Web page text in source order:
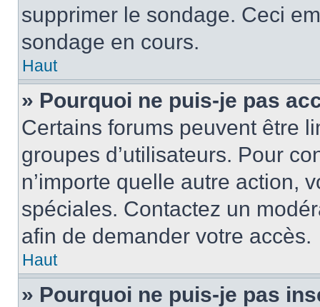
supprimer le sondage. Ceci
sondage en cours.
Haut
» Pourquoi ne puis-je pas
Certains forums peuvent être
groupes d’utilisateurs. Pour
n’importe quelle autre action,
spéciales. Contactez un
afin de demander votre accès.
Haut
» Pourquoi ne puis-je pas